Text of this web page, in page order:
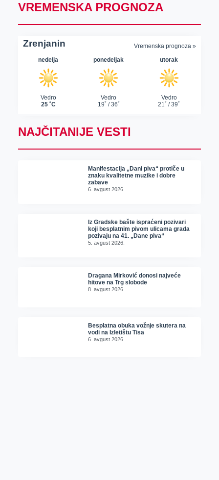
VREMENSKA PROGNOZA
NAJČITANIJE VESTI
Manifestacija „Dani piva“ protiče u
znaku kvalitetne muzike i dobre
zabave
6. avgust 2026.
Iz Gradske bašte ispraćeni pozivari
koji besplatnim pivom ulicama grada
pozivaju na 41. „Dane piva“
5. avgust 2026.
Dragana Mirković donosi najveće
hitove na Trg slobode
8. avgust 2026.
Besplatna obuka vožnje skutera na
vodi na Izletištu Tisa
6. avgust 2026.